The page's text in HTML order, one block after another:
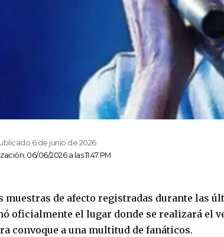
06/06/2026 a las 11:47 PM
6 de junio de 2026
muestras de afecto registradas durante las
oficialmente el lugar donde se realizará el
convoque a una multitud de fanáticos.